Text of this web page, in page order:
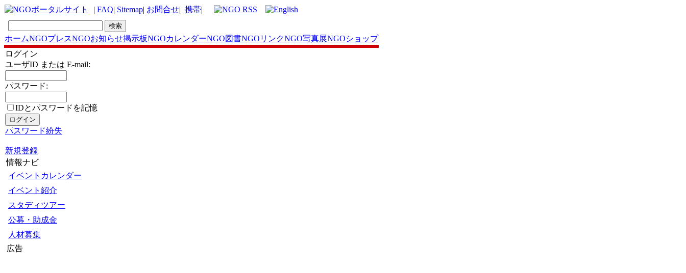
| FAQ| Sitemap| お問合せ| 携帯|
ホームNGOプレスNGOお知らせ掲示板NGOカレンダーNGO図書NGOリンクNGO写真展NGOショップ
ログイン
ユーザID または E-mail:
パスワード:
IDとパスワードを記憶
パスワード紛失
新規登録
情報ナビ
イベントカレンダー
イベント紹介
スタディツアー
公募・助成金
人材募集
広告